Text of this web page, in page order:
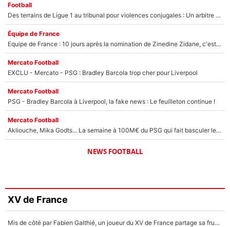
Football
Des terrains de Ligue 1 au tribunal pour violences conjugales : Un arbitre français encourt une peine de 18 mois de prison !
Équipe de France
Equipe de France : 10 jours après la nomination de Zinedine Zidane, c'est au tour de son fils de prendre un nouveau départ !
Mercato Football
EXCLU - Mercato - PSG : Bradley Barcola trop cher pour Liverpool
Mercato Football
PSG - Bradley Barcola à Liverpool, la fake news : Le feuilleton continue !
Mercato Football
Akliouche, Mika Godts... La semaine à 100M€ du PSG qui fait basculer le mercato du PSG !
NEWS FOOTBALL
XV de France
Mis de côté par Fabien Galthié, un joueur du XV de France partage sa frustration : «ils ne me l’ont pas dit tout de suite»